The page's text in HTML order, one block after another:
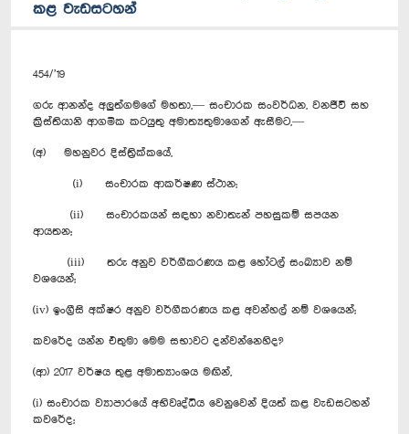
කළ වැඩසටහන්
454/’19
ගරු ආනන්ද අලුත්ගමගේ මහතා,— සංචාරක සංවර්ධන, වනජීවි සහ
ක්‍රිස්තියානි ආගමික කටයුතු අමාත්‍යතුමාගෙන් ඇසීමට,—
(අ) මහනුවර දිස්ත්‍රික්කයේ,
(i) සංචාරක ආකර්ෂණ ස්ථාන;
(ii) සංචාරකයන් සඳහා නවාතැන් පහසුකම් සපයන
ආයතන;
(iii) තරු අනුව වර්ගීකරණය කළ හෝටල් සංඛ්‍යාව නම්
වශයෙන්;
(iv) ඉංග්‍රීසි අක්ෂර අනුව වර්ගීකරණය කළ අවන්හල් නම් වශයෙන්;
කවරේද යන්න එතුමා මෙම සභාවට දන්වන්නෙහිද?
(ආ) 2017 වර්ෂය තුළ අමාත්‍යාංශය මඟින්,
(i) සංචාරක ව්‍යාපාරයේ අභිවෘද්ධිය වෙනුවෙන් දියත් කළ වැඩසටහන්
කවරේද;